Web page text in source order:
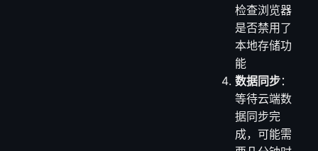
检查浏览器
是否禁用了
本地存储功
能
数据同步：
等待云端数
据同步完
成，可能需